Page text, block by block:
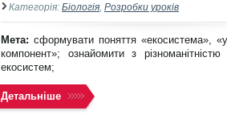
Категорія: Біологія Розробки уроків
Мета: сформувати поняття «екосистема»,
компонент»; ознайомити з
екосистем;
Детальніше